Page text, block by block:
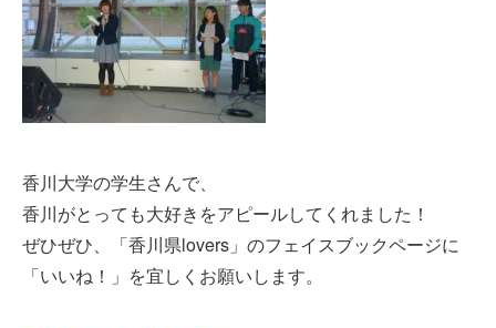
香川大学の学生さんで、
香川がとっても大好きをアピールしてくれました！
ぜひぜひ、「香川県lovers」のフェイスブックページに
「いいね！」を宜しくお願いします。